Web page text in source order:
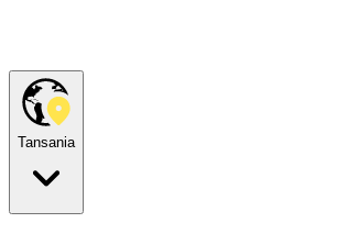
Tansania